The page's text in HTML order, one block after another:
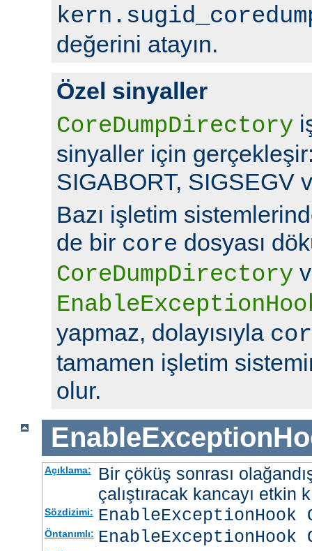
değerini atayın.
Özel sinyaller
CoreDumpDirectory
sinyaller için
SIGABORT, SIGSEGV
Bazı işletim
de bir core dosyası
CoreDumpDirectory
yapmaz, dolayısıyla
tamamen işletim
olur.
Açıklama:
Bir çöküş sonrası
çalıştıracak kancayı etkin
Sözdizimi: EnableExceptionHook
Öntanımlı: EnableExceptionHook